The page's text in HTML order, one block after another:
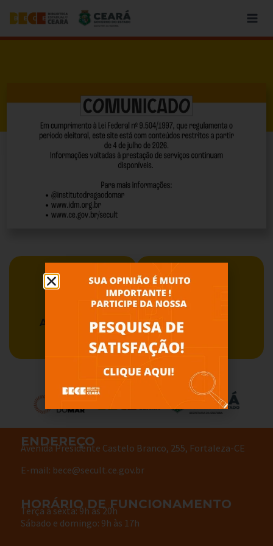
Acervo BECE Serviços
ENDEREÇO
Avenida Presidente Castelo Branco, 255, Fortaleza-CE
E-mail: bece@secult.ce.gov.br
HORÁRIO DE FUNCIONAMENTO
Terça à sexta: 9h às 20h
Sábado e domingo: 9h às 17h